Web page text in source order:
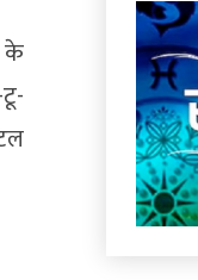
के